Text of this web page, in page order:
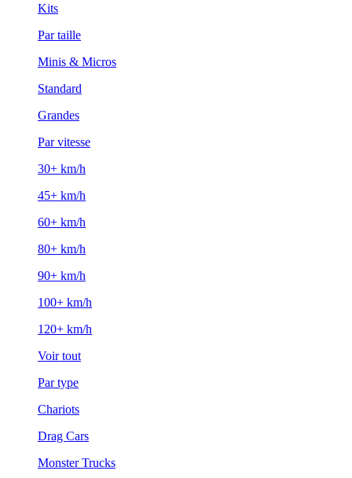
Kits
Par taille
Minis & Micros
Standard
Grandes
Par vitesse
30+ km/h
45+ km/h
60+ km/h
80+ km/h
90+ km/h
100+ km/h
120+ km/h
Voir tout
Par type
Chariots
Drag Cars
Monster Trucks